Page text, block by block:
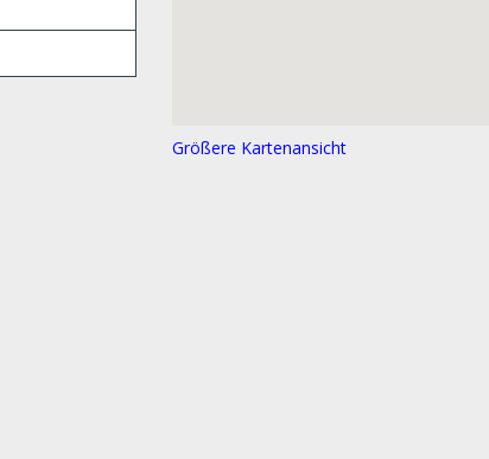
Größere Kartenansicht